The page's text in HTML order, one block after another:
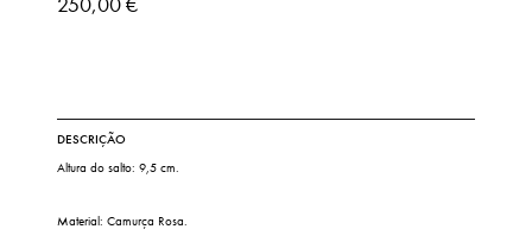
DESCRIÇÃO
Altura do salto: 9,5 cm.
Material: Camurça Rosa.